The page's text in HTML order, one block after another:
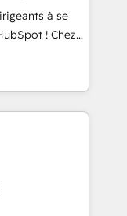
and
including a
on ROI and
that sets your
your
à se
! Chez
que la
web,
! C'est
de
et le pilotage
données. 🚀